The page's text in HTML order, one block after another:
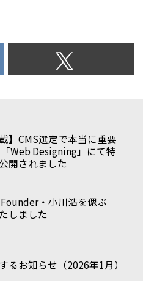
】CMS選定で本当に重要
Web Designing」にて特
開されました
Founder・小川浩を偲ぶ
しました
るお知らせ（2026年1月）